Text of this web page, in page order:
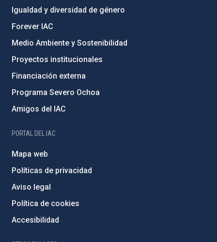
Igualdad y diversidad de género
Forever IAC
Medio Ambiente y Sostenibilidad
Proyectos institucionales
Financiación externa
Programa Severo Ochoa
Amigos del IAC
PORTAL DEL IAC
Mapa web
Políticas de privacidad
Aviso legal
Política de cookies
Accesibilidad